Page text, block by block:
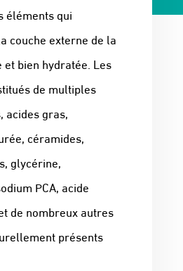
éléments qui
couche externe de la
et bien hydratée. Les
de multiples
acides gras,
céramides,
glycérine,
PCA, acide
de nombreux autres
présents